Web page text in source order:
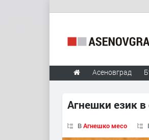
Асеновград
Агнешки език
ВАгнешко месо